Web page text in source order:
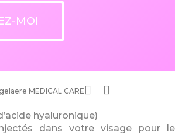
MOI
MEDICAL CARE phoneemail
hyaluronique)
dans votre visage pour le